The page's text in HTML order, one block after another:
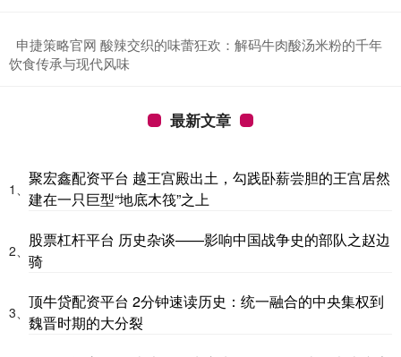
​申捷策略官网 酸辣交织的味蕾狂欢：解码牛肉酸汤米粉的千年
饮食传承与现代风味
最新文章
1、
聚宏鑫配资平台 越王宫殿出土，勾践卧薪尝胆的王宫居然
建在一只巨型“地底木筏”之上
2、
股票杠杆平台 历史杂谈——影响中国战争史的部队之赵边
骑
3、
顶牛贷配资平台 2分钟速读历史：统一融合的中央集权到
魏晋时期的大分裂